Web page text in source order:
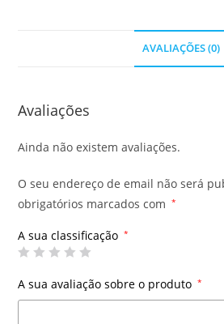
AVALIAÇÕES (0)
Avaliações
Ainda não existem avaliações.
O seu endereço de email não será
obrigatórios marcados com
*
A sua classificação *
A sua avaliação sobre o produto *